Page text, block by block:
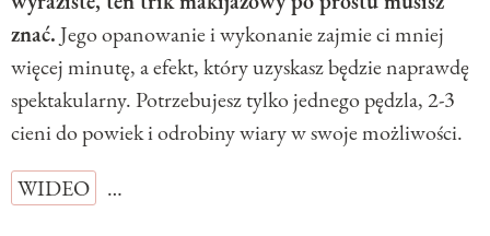
znać.Jego opanowanie i wykonanie zajmie ci mniej
więcej minutę, a efekt, który uzyskasz będzie naprawdę
spektakularny. Potrzebujesz tylko jednego pędzla, 2-3
cieni do powiek i odrobiny wiary w swoje możliwości.
WIDEO
…